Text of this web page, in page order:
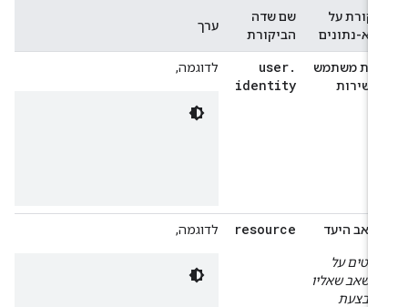
על
נתונים
שם שדה
הביקורת
משתמש
שירות
user .
identity
לדוגמה,
היעד
על
שאליו
resource לדוגמה,